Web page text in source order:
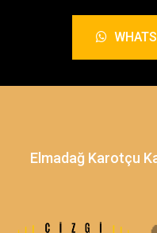
Elmadağ Karotçu